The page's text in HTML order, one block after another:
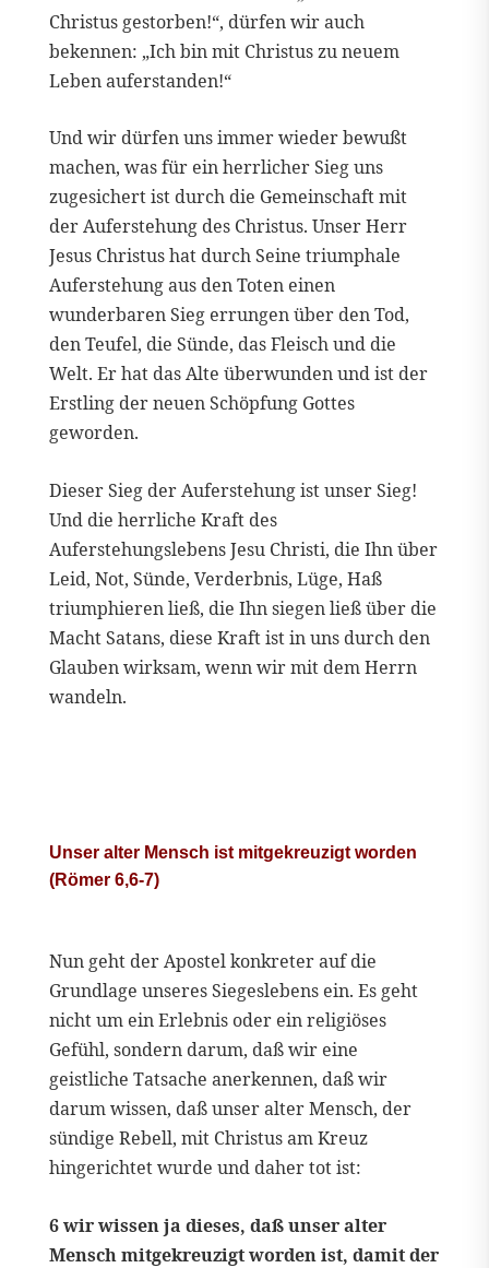
Christus gestorben!“, dürfen wir auch
bekennen: „Ich bin mit Christus zu neuem
Leben auferstanden!“
Und wir dürfen uns immer wieder bewußt
machen, was für ein herrlicher Sieg uns
zugesichert ist durch die Gemeinschaft mit
der Auferstehung des Christus. Unser Herr
Jesus Christus hat durch Seine triumphale
Auferstehung aus den Toten einen
wunderbaren Sieg errungen über den Tod,
den Teufel, die Sünde, das Fleisch und die
Welt. Er hat das Alte überwunden und ist der
Erstling der neuen Schöpfung Gottes
geworden.
Dieser Sieg der Auferstehung ist unser Sieg!
Und die herrliche Kraft des
Auferstehungslebens Jesu Christi, die Ihn über
Leid, Not, Sünde, Verderbnis, Lüge, Haß
triumphieren ließ, die Ihn siegen ließ über die
Macht Satans, diese Kraft ist in uns durch den
Glauben wirksam, wenn wir mit dem Herrn
wandeln.
Unser alter Mensch ist mitgekreuzigt worden
(Römer 6,6-7)
Nun geht der Apostel konkreter auf die
Grundlage unseres Siegeslebens ein. Es geht
nicht um ein Erlebnis oder ein religiöses
Gefühl, sondern darum, daß wir eine
geistliche Tatsache anerkennen, daß wir
darum wissen, daß unser alter Mensch, der
sündige Rebell, mit Christus am Kreuz
hingerichtet wurde und daher tot ist:
6 wir wissen ja dieses, daß unser alter
Mensch mitgekreuzigt worden ist, damit der